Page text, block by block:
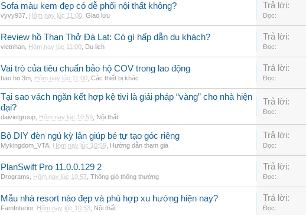
Sofa màu kem đẹp có dễ phối nội thất không?
vyvy937 Hôm nay lúc 11:00 Giao lưu
Trả lời:
Đọc:
Review hồ Than Thở Đà Lạt: Có gì hấp dẫn du khách?
vietnhan Hôm nay lúc 11:00 Du lịch
Trả lời:
Đọc:
Vai trò của tiêu chuẩn bảo hộ COV trong lao động
bao ho 3m Hôm nay lúc 11:00 Các thiết bị khác
Trả lời:
Đọc:
Tại sao vách ngăn kết hợp kệ tivi là giải pháp “vàng” cho nhà hiện
đại?
daivietgroup Hôm nay lúc 10:59 Nội thất
Trả lời:
Đọc:
Bộ DIY đèn ngủ kỳ lân giúp bé tự tạo góc riêng
Mykingdom_VTA Hôm nay lúc 10:59 Hướng dẫn tham gia
Trả lời:
Đọc:
PlanSwift Pro 11.0.0.129 2
Drograms Hôm nay lúc 10:57 Thông gió thông thường
Trả lời:
Đọc:
Mẫu nhà resort nào đẹp và phù hợp xu hướng hiện nay?
FamInterior, Hôm nay lúc 10:53 Nội thất
Trả lời:
Đọc: